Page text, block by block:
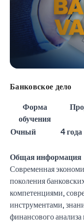
Банковское дело
Форма
обучения
Очный
4 года
Общая информация
Современная
поколения
компетенциями,
инструментами,
финансового анализа